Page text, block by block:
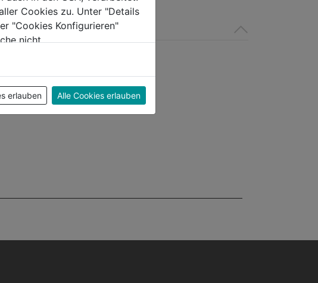
Cookies zu. Unter "Details
"Cookies Konfigurieren"
nicht.
erlauben Alle Cookies erlauben